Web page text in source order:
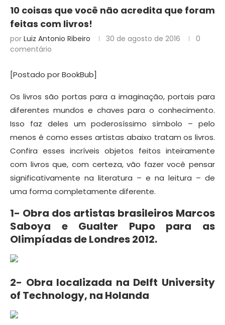
10 coisas que você não acredita que foram
feitas com livros!
por Luiz Antonio Ribeiro 30 de agosto de 2016
0
comentário
[Postado por BookBub]
Os livros são portas para a imaginação, portais para
diferentes mundos e chaves para o conhecimento.
Isso faz deles um poderosíssimo símbolo – pelo
menos é como esses artistas abaixo tratam os livros.
Confira esses incríveis objetos feitos inteiramente
com livros que, com certeza, vão fazer você pensar
significativamente na literatura – e na leitura – de
uma forma completamente diferente.
1- Obra dos artistas brasileiros Marcos
Saboya e Gualter Pupo para as
Olimpíadas de Londres 2012.
2- Obra localizada na Delft University
of Technology, na Holanda